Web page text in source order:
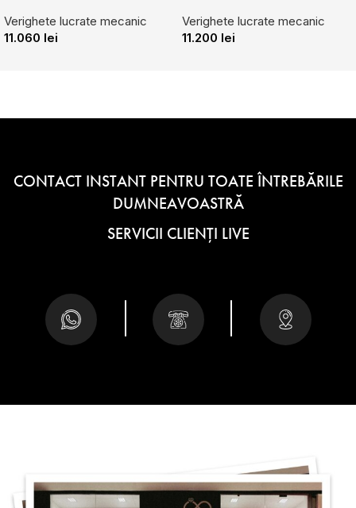
Verighete lucrate mecanic
11.060 lei
Verighete lucrate mecanic
11.200 lei
CONTACT INSTANT PENTRU TOATE ÎNTREBĂRILE
DUMNEAVOASTRĂ
SERVICII CLIENȚI LIVE